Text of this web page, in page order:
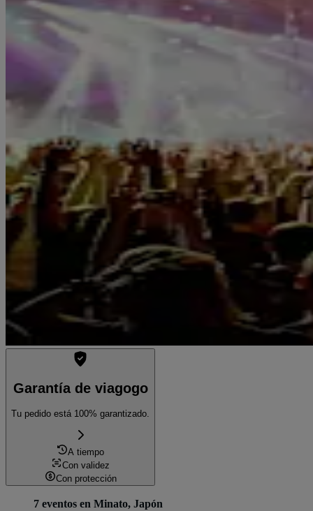
Garantía de viagogo
Tu pedido está 100% garantizado.
A tiempo
Con validez
Con protección
7 eventos en Minato, Japón